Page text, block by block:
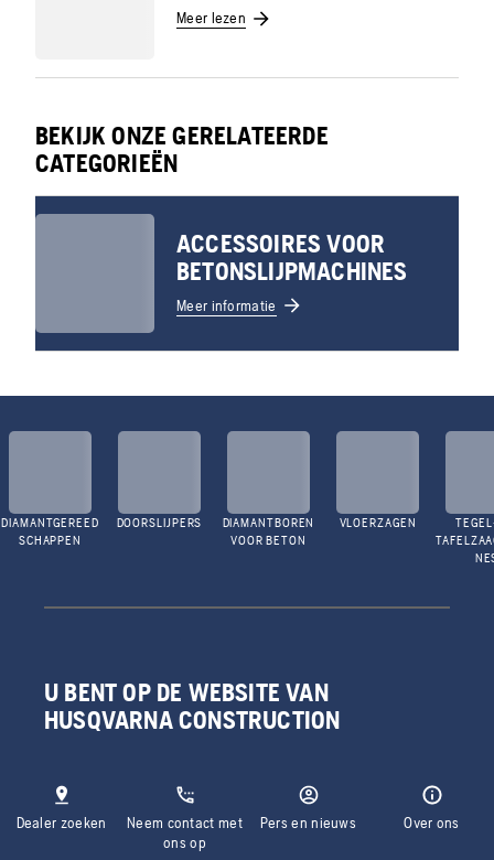
Meer lezen
BEKIJK ONZE GERELATEERDE
CATEGORIEËN
ACCESSOIRES VOOR
BETONSLIJPMACHINES
Meer informatie
DIAMANTGEREED
SCHAPPEN
DOORSLIJPERS
DIAMANTBOREN
VOOR BETON
VLOERZAGEN
U BENT OP DE WEBSITE VAN
HUSQVARNA CONSTRUCTION
Dealer zoeken
Neem contact met
ons op
Pers en nieuws Over ons